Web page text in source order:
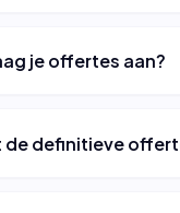
je offertes aan?
de definitieve